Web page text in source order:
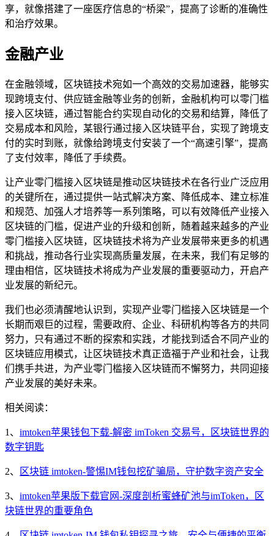
享，就像搭建了一座医疗信息的“桥梁”，提高了诊断的准确性
和治疗效果。
金融产业
在金融领域，区块链技术宛如一个高效的交易加速器，能够实
现跨境支付、供应链金融等业务的创新，金融机构可以零门槛
接入区块链，通过智能合约实现自动化的交易和结算，降低了
交易成本和风险，某银行通过接入区块链平台，实现了跨境支
付的实时到账，就像给跨境支付安装了一个“高速引擎”，提高
了支付效率，降低了手续费。
让产业零门槛接入区块链是推动区块链技术在各行业广泛应用
的关键所在，通过提供一站式解决方案、降低成本、建立标准
和规范、加强人才培养等一系列策略，可以有效降低产业接入
区块链的门槛，促进产业的升级和创新，随着越来越多的产业
零门槛接入区块链，区块链技术将为产业发展带来更多的机遇
和挑战，推动各行业实现高质量发展，在未来，我们有足够的
理由相信，区块链技术将成为产业发展的重要驱动力，开启产
业发展的新纪元。
我们也必须清醒地认识到，实现产业零门槛接入区块链是一个
长期而艰巨的过程，需要政府、企业、科研机构等各方的共同
努力，只有通过不断的探索和实践，才能找到适合不同产业的
区块链应用模式，让区块链技术真正造福于产业和社会，让我
们携手共进，为产业零门槛接入区块链而不懈努力，共同迎接
产业发展的美好未来。
相关阅读：
1、 imtoken苹果钱包下载-解密 imToken 交易号，区块链世界的
数字钥匙
2、 区块链 imtoken-警惕IM钱包挖矿骗局，守护数字资产安全
3、 imtoken苹果版下载官网-深度剖析蜜蜂矿池与imToken，区
块链世界的重要角色